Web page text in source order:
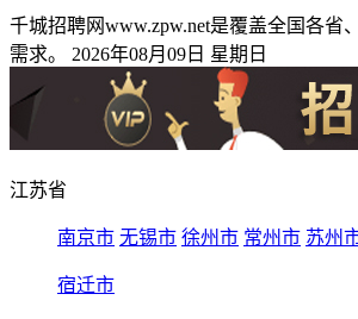
千城招聘网www.zpw.net是覆盖全国各
需求。 2026年08月09日 星期日
江苏省
南京市 无锡市 徐州市 常州市 苏州
宿迁市